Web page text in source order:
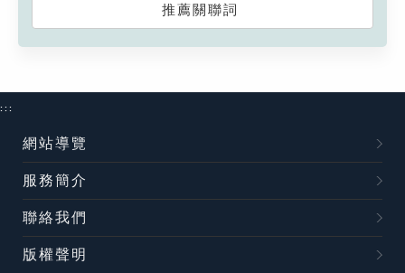
推薦關聯詞
:::
網站導覽
服務簡介
聯絡我們
版權聲明